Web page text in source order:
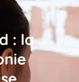
: la